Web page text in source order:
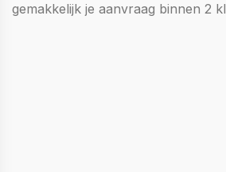
gemakkelijk je aanvraag binnen 2